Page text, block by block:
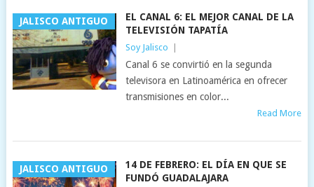
JALISCO ANTIGUO
EL CANAL 6: EL MEJOR CANAL DE LA
TELEVISIÓN TAPATÍA
Soy Jalisco
Canal 6 se convirtió en la segunda
televisora en Latinoamérica en ofrecer
transmisiones en color...
Read More
JALISCO ANTIGUO
14 DE FEBRERO: EL DÍA EN QUE SE
FUNDÓ GUADALAJARA